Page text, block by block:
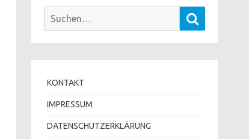
Suchen
KONTAKT
IMPRESSUM
DATENSCHUTZERKLÄRUNG